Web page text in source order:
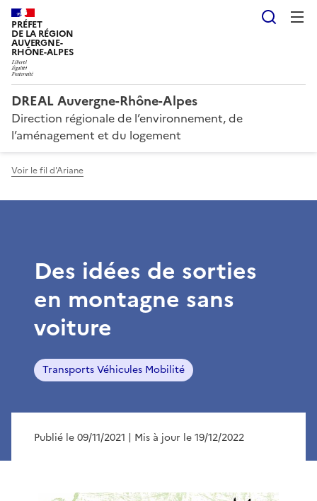
PRÉFET
DE LA RÉGION
AUVERGNE-
RHÔNE-ALPES
DREAL Auvergne-Rhône-Alpes
Direction régionale de l’environnement, de
l’aménagement et du logement
Voir le fil d'Ariane
Des idées de sorties
en montagne sans
voiture
Transports Véhicules Mobilité
Publié le 09/11/2021 | Mis à jour le 19/12/2022